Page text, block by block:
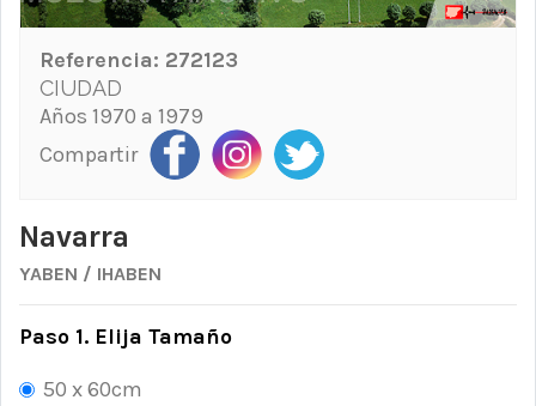
Referencia: 272123
CIUDAD
Años 1970 a 1979
Compartir
Navarra
YABEN / IHABEN
Paso 1. Elija Tamaño
50 x 60cm